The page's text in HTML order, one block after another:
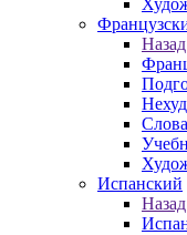
Назад
Испанский
Назад